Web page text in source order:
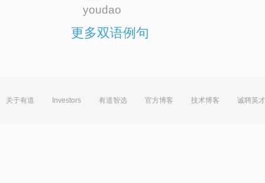
youdao
更多双语例句
关于有道 Investors 有道智选 官方博客 技术博客 诚聘英才